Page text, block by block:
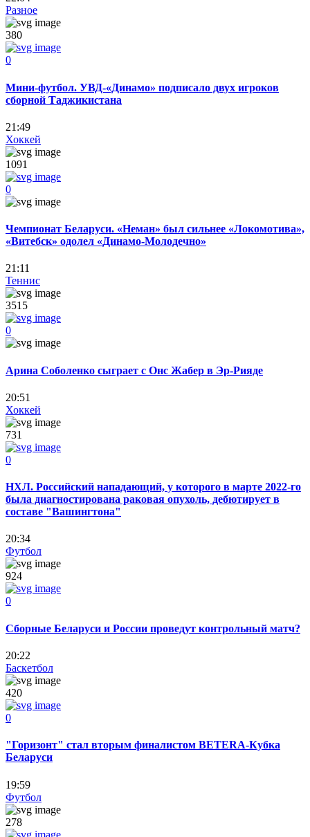
Разное
380
0
Мини-футбол. УВД-«Динамо» подписало двух игроков
сборной Таджикистана
21:49
Хоккей
1091
0
Чемпионат Беларуси. «Неман» был сильнее «Локомотива»,
«Витебск» одолел «Динамо-Молодечно»
21:11
Теннис
3515
0
Арина Соболенко сыграет с Онс Жабер в Эр-Рияде
20:51
Хоккей
731
0
НХЛ. Российский нападающий, у которого в марте 2022-го
была диагностирована раковая опухоль, дебютирует в
составе "Вашингтона"
20:34
Футбол
924
0
Сборные Беларуси и России проведут контрольный матч?
20:22
Баскетбол
420
0
"Горизонт" стал вторым финалистом BЕТЕRA-Кубка
Беларуси
19:59
Футбол
278